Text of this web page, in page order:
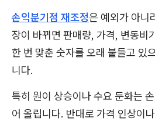
손익분기점 재조정은 예외가 아니
장이 바뀌면 판매량, 가격, 변동비
한 번 맞춘 숫자를 오래 붙들고 있
니다.
특히 원이 상승이나 수요 둔화는
어 올립니다. 반대로 가격 인상이